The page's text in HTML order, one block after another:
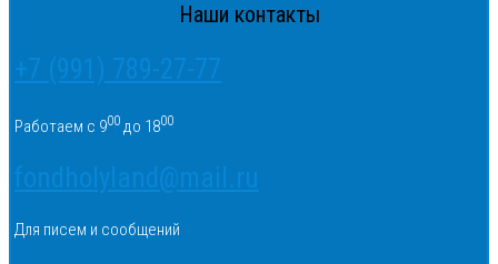
Наши контакты
+7 (991) 789-27-77
Работаем с 900 до 1800
fondholyland@mail.ru
Для писем и сообщений